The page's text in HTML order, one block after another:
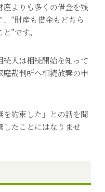
よりも多くの借金を残
“財産も借金もどちら
”です。
人は相続開始を知って
裁判所へ相続放棄の申
約束した」との話を聞
したことにはなりませ